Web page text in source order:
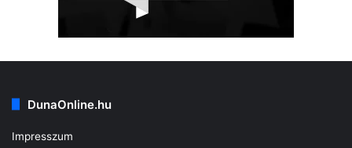
DunaOnline.hu
Impresszum